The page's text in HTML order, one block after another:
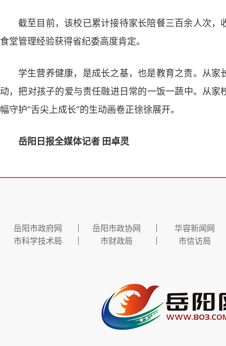
截至目前，该校已累计接待家长陪餐三百余人次
食堂管理经验获得省纪委高度肯定。
学生营养健康，是成长之基，也是教育之责。从
动，把对孩子的爱与责任融进日常的一饭一蔬中。从
幅守护“舌尖上成长”的生动画卷正徐徐展开。
岳阳日报全媒体记者 田卓灵
岳阳市政府网 岳阳市政协网
华容新闻网
市科学技术局
市财政局 市信访局